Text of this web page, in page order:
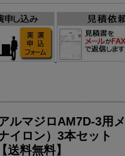
ルマジロAM7D-3用
イロン）3本セット
送料無料】